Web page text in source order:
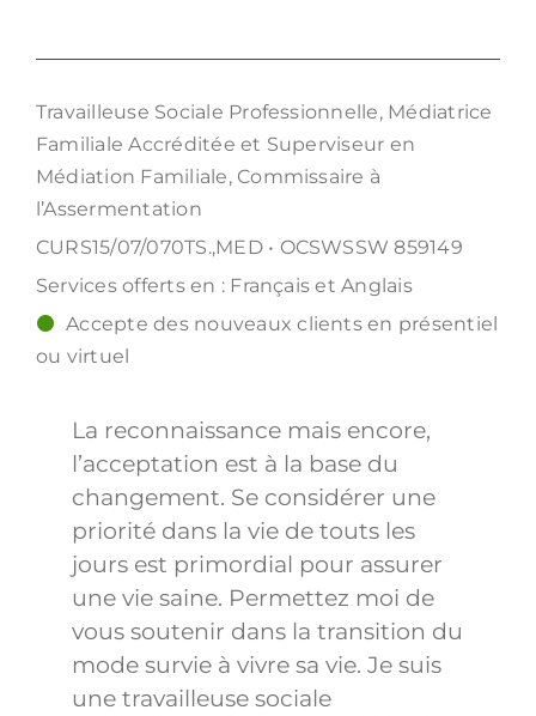
Travailleuse Sociale Professionnelle, Médiatrice
Familiale Accréditée et Superviseur en
Médiation Familiale, Commissaire à
l’Assermentation
CURS15/07/070TS.,MED • OCSWSSW 859149
Services offerts en : Français et Anglais
Accepte des nouveaux clients en présentiel
ou virtuel
La reconnaissance mais encore,
l’acceptation est à la base du
changement. Se considérer une
priorité dans la vie de touts les
jours est primordial pour assurer
une vie saine. Permettez moi de
vous soutenir dans la transition du
mode survie à vivre sa vie. Je suis
une travailleuse sociale